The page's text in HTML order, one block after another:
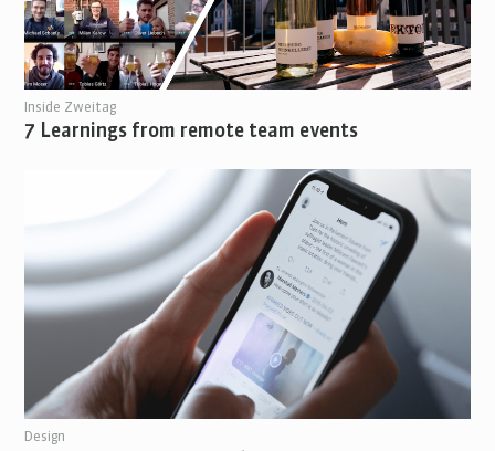
Inside Zweitag
7 Learnings from remote team events
Design